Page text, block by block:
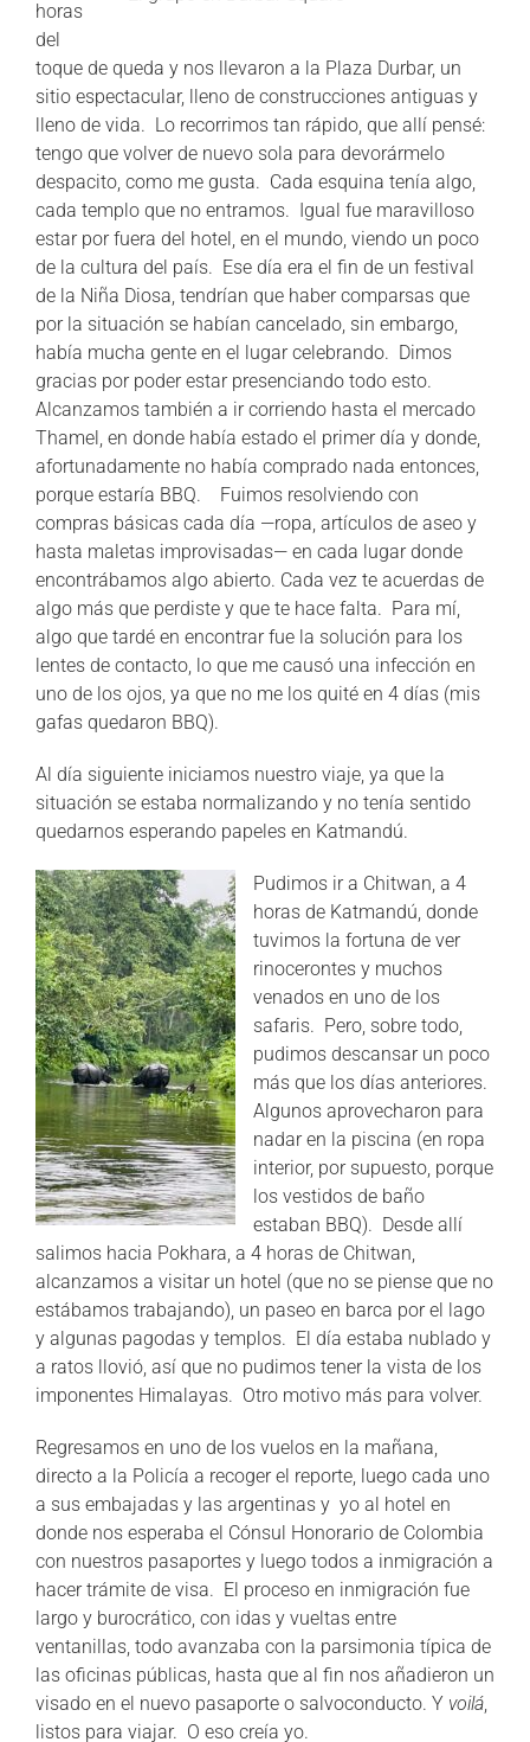
horas
del
toque de queda y nos llevaron a la Plaza Durbar, un
sitio espectacular, lleno de construcciones antiguas y
lleno de vida. Lo recorrimos tan rápido, que allí pensé:
tengo que volver de nuevo sola para devorármelo
despacito, como me gusta. Cada esquina tenía algo,
cada templo que no entramos. Igual fue maravilloso
estar por fuera del hotel, en el mundo, viendo un poco
de la cultura del país. Ese día era el fin de un festival
de la Niña Diosa, tendrían que haber comparsas que
por la situación se habían cancelado, sin embargo,
había mucha gente en el lugar celebrando. Dimos
gracias por poder estar presenciando todo esto.
Alcanzamos también a ir corriendo hasta el mercado
Thamel, en donde había estado el primer día y donde,
afortunadamente no había comprado nada entonces,
porque estaría BBQ. Fuimos resolviendo con
compras básicas cada día —ropa, artículos de aseo y
hasta maletas improvisadas— en cada lugar donde
encontrábamos algo abierto. Cada vez te acuerdas de
algo más que perdiste y que te hace falta. Para mí,
algo que tardé en encontrar fue la solución para los
lentes de contacto, lo que me causó una infección en
uno de los ojos, ya que no me los quité en 4 días (mis
gafas quedaron BBQ).
Al día siguiente iniciamos nuestro viaje, ya que la
situación se estaba normalizando y no tenía sentido
quedarnos esperando papeles en Katmandú.
Pudimos ir a Chitwan, a 4
horas de Katmandú, donde
tuvimos la fortuna de ver
rinocerontes y muchos
venados en uno de los
safaris. Pero, sobre todo,
pudimos descansar un poco
más que los días anteriores.
Algunos aprovecharon para
nadar en la piscina (en ropa
interior, por supuesto, porque
los vestidos de baño
estaban BBQ). Desde allí
salimos hacia Pokhara, a 4 horas de Chitwan,
alcanzamos a visitar un hotel (que no se piense que no
estábamos trabajando), un paseo en barca por el lago
y algunas pagodas y templos. El día estaba nublado y
a ratos llovió, así que no pudimos tener la vista de los
imponentes Himalayas. Otro motivo más para volver.
Regresamos en uno de los vuelos en la mañana,
directo a la Policía a recoger el reporte, luego cada uno
a sus embajadas y las argentinas y yo al hotel en
donde nos esperaba el Cónsul Honorario de Colombia
con nuestros pasaportes y luego todos a inmigración a
hacer trámite de visa. El proceso en inmigración fue
largo y burocrático, con idas y vueltas entre
ventanillas, todo avanzaba con la parsimonia típica de
las oficinas públicas, hasta que al fin nos añadieron un
visado en el nuevo pasaporte o salvoconducto. Y voilá,
listos para viajar. O eso creía yo.